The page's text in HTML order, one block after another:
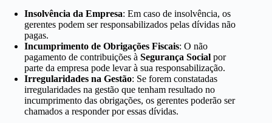
Insolvência da Empresa: Em caso de insolvência, os
gerentes podem ser responsabilizados pelas dívidas não
pagas.
Incumprimento de Obrigações Fiscais: O não
pagamento de contribuições à Segurança Social por
parte da empresa pode levar à sua responsabilização.
Irregularidades na Gestão: Se forem constatadas
irregularidades na gestão que tenham resultado no
incumprimento das obrigações, os gerentes poderão ser
chamados a responder por essas dívidas.